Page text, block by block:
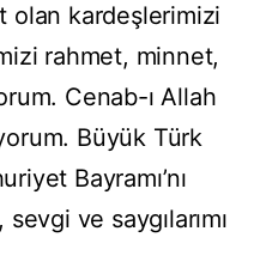
olan kardeşlerimizi
rahmet, minnet,
Cenab-ı Allah
Büyük Türk
Bayramı’nı
ve saygılarımı